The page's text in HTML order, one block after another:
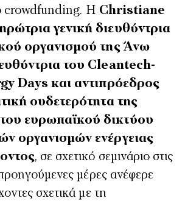
crowdfunding. Η Christiane
γενική διευθύντρια
οργανισμού της Άνω
του Cleantech-
Days και αντιπρόεδρος
ουδετερότητα της
ευρωπαϊκού δικτύου
οργανισμών ενέργειας
, σε σχετικό σεμινάριο στις
μέρες ανέφερε
σχετικά με τη